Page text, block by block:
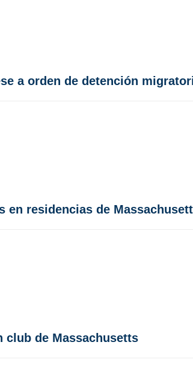
a orden de detención
en residencias de
club de Massachusetts